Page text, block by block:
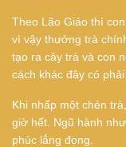
Theo Lão Giáo thì
vì vậy thưởng trà
tạo ra cây trà và con
cách khác đây có
Khi nhấp một chén
giờ hết. Ngũ hành
phúc lắng đọng.